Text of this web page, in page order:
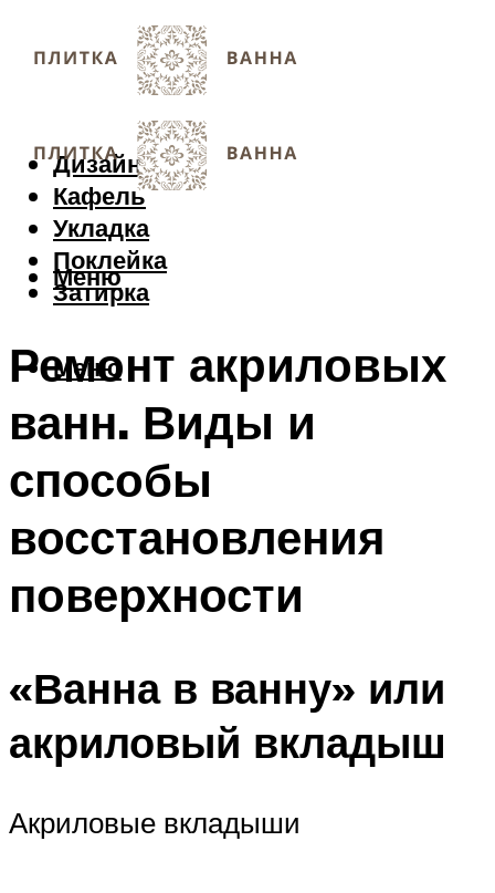
Дизайн
Кафель
Укладка
Поклейка
Затирка
Меню
Меню
Ремонт акриловых
ванн. Виды и
способы
восстановления
поверхности
«Ванна в ванну» или
акриловый вкладыш
Акриловые вкладыши